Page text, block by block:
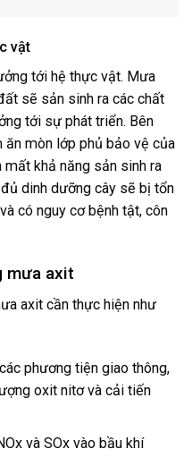
vật
tới hệ thực vật. Mưa
sẽ sản sinh ra các chất
tới sự phát triển. Bên
mòn lớp phủ bảo vệ của
mất khả năng sản sinh ra
dinh dưỡng cây sẽ bị tổn
có nguy cơ bệnh tật, côn
mưa axit
axit cần thực hiện như
phương tiện giao thông,
oxit nitơ và cải tiến
và SOx vào bầu khí